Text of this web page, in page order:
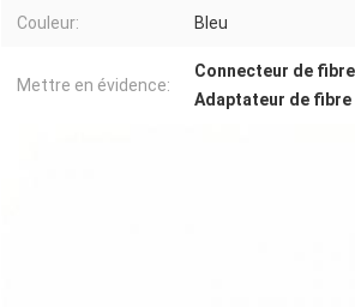
Couleur: Bleu
Mettre en évidence:
Connecteur de fibre
Adaptateur de fibre